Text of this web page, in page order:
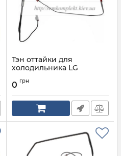
Тэн оттайки для
холодильника LG
Артикул:
0 грн